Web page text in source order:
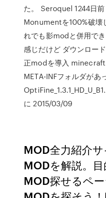
た。 Seroquel 1244日
Monumentを100%破壊
れでも影modと併用で
感じだけど ダウンロー
正modを導入
META-INFフォルダがあ
に 2015/03/09
MOD全力紹介
MODを解説。
MOD探せるペ